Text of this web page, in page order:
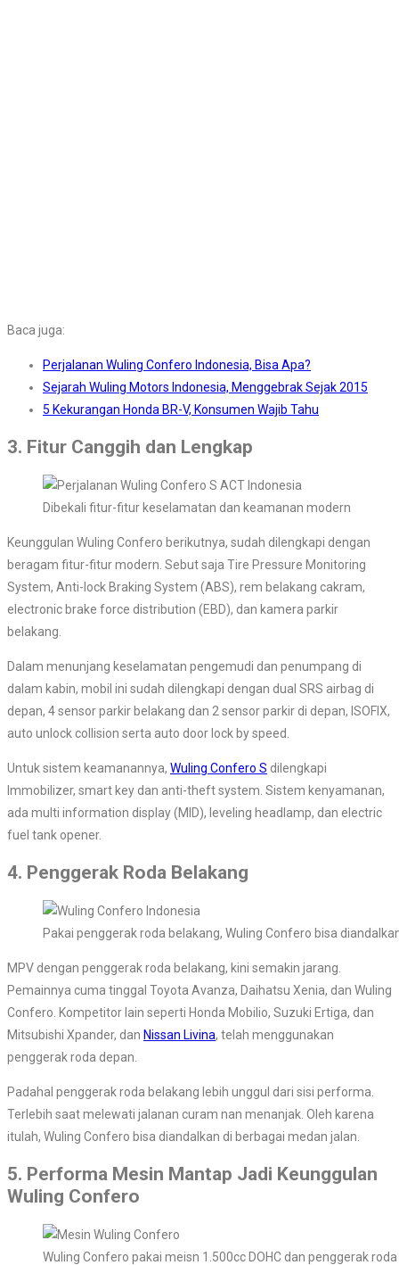
Baca juga:
Perjalanan Wuling Confero Indonesia, Bisa Apa?
Sejarah Wuling Motors Indonesia, Menggebrak Sejak 2015
5 Kekurangan Honda BR-V, Konsumen Wajib Tahu
3. Fitur Canggih dan Lengkap
Dibekali fitur-fitur keselamatan dan keamanan modern
Keunggulan Wuling Confero berikutnya, sudah dilengkapi dengan
beragam fitur-fitur modern. Sebut saja Tire Pressure Monitoring
System, Anti-lock Braking System (ABS), rem belakang cakram,
electronic brake force distribution (EBD), dan kamera parkir
belakang.
Dalam menunjang keselamatan pengemudi dan penumpang di
dalam kabin, mobil ini sudah dilengkapi dengan dual SRS airbag di
depan, 4 sensor parkir belakang dan 2 sensor parkir di depan, ISOFIX,
auto unlock collision serta auto door lock by speed.
Untuk sistem keamanannya, Wuling Confero S dilengkapi
Immobilizer, smart key dan anti-theft system. Sistem kenyamanan,
ada multi information display (MID), leveling headlamp, dan electric
fuel tank opener.
4. Penggerak Roda Belakang
Pakai penggerak roda belakang, Wuling Confero bisa
MPV dengan penggerak roda belakang, kini semakin jarang.
Pemainnya cuma tinggal Toyota Avanza, Daihatsu Xenia, dan Wuling
Confero. Kompetitor lain seperti Honda Mobilio, Suzuki Ertiga, dan
Mitsubishi Xpander, dan Nissan Livina, telah menggunakan
penggerak roda depan.
Padahal penggerak roda belakang lebih unggul dari sisi performa.
Terlebih saat melewati jalanan curam nan menanjak. Oleh karena
itulah, Wuling Confero bisa diandalkan di berbagai medan jalan.
5. Performa Mesin Mantap Jadi Keunggulan
Wuling Confero
Wuling Confero pakai meisn 1.500cc DOHC dan penggerak